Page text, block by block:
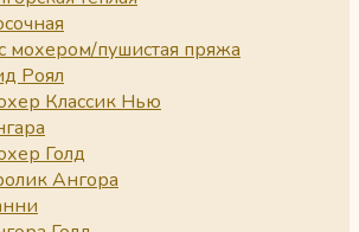
мохером/пушистая пряжа
Роял
Классик Нью
Голд
Ангора